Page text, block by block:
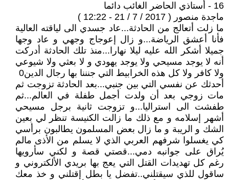
16 - أستاذي الحاضر الغائب دائما
ماجدة منصور ( 2017 / 7 / 21 - 12:22 )
ما زلت أتعالج من الحادثة...عاد جسدي الى لياقته العالية
فأنا أعشق الرياضة...و زال إعوجاج وجهي و عاد وجها
جميلا أشكر الله عليه ليلا نهارا...منذ تلك الحادثة أدركت
أنه لا يوجد مسيحي ولا يوجد يهودي و لا بعثي ولا شيوعي
ولا كافر ولا كل هذه الخرابيط التي جنننا بها رجال الدين0
أحدثك عن نفسي التي بين جنبي...بعد الحادثة تزوجت ثم
مات زوجي بعد أن ولدت أجمل طفلة في العالم...ثم
طفشت الى استراليا...و تزوجت ثانية برجل مسيحي
أشهر إسلامه و مع ذلك ما زالت الكنيسة تنظر لي بعين
الشك و الريبة و ما زال بعض المسلمون يطالبون برأسي
كي يغسلوا شرفهم العربي الذي لا يسلم من الأذى مالم
يُراق على جوانبه دمي...قصتي قصة و لكني سأرويها
رغم كل تهديدات القتل التي يعج بها بريدي الألكتروني و
ساقول للذي سيقتلني..تفضل يا بطل إقتلني و خذ معك